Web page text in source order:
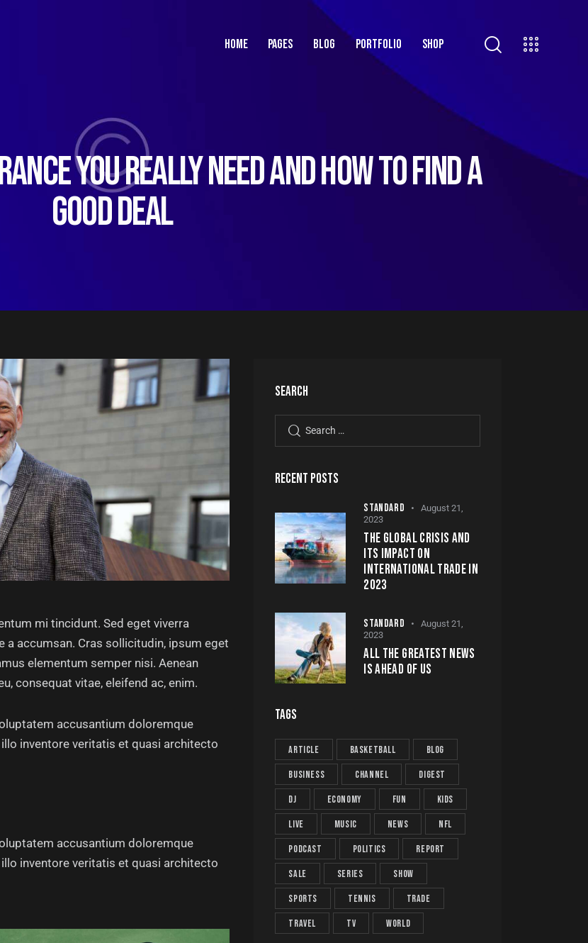
HOME PAGES BLOG PORTFOLIO SHOP
YOU REALLY NEED AND HOW TO FIND A
GOOD DEAL
mi tincidunt. Sed eget viverra
a accumsan. Cras sollicitudin, ipsum eget
elementum semper nisi. Aenean
consequat vitae, eleifend ac, enim.
accusantium doloremque
inventore veritatis et quasi architecto
accusantium doloremque
inventore veritatis et quasi architecto
SEARCH
RECENT POSTS
STANDARD
August 21,
2023
THE GLOBAL CRISIS AND
ITS IMPACT ON
INTERNATIONAL TRADE IN
2023
STANDARD
August 21,
2023
ALL THE GREATEST NEWS
IS AHEAD OF US
TAGS
article basketball blog
business channel digest
dj economy fun kids
live music news NFL
podcast politics report
sale series show
sports tennis trade
travel tv world